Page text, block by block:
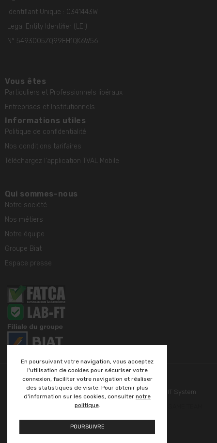
Identifiant Unique : 0341443W
Legal Entity Identifier (LEI)
N° 5493005ZQ99EH1QK6W56
Vous êtes
Particuliers et Professionnels libéraux
Entreprises et Institutionnels
Informations utiles
Politique de confidentialité
Nos conditions tarifaires
Téléchargez l'application TVAL Mobile
Qui sommes-nous
Notre société
Nos métiers
Notre équipe
Groupe Biat
Espace presse
Copyright Tunisie valeurs - 2024 - All rights reserved - IT System
Developed by PROSOFT INTERNATIONAL - Powered by
En poursuivant votre navigation, vous acceptez
l'utilisation de cookies pour sécuriser votre
connexion, faciliter votre navigation et réaliser
des statistiques de visite. Pour obtenir plus
d'information sur les cookies, consulter notre
politique.
POURSUIVRE